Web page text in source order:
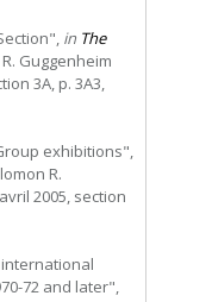
in The
Guggenheim
3A, p. 3A3,
exhibitions",
R.
2005, section
72 and later",